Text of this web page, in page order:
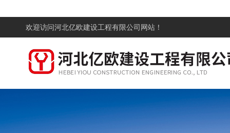
欢迎访问河北亿欧建设工程有限公司网站！